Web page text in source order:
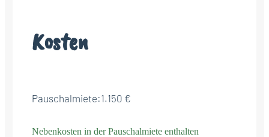
Kosten
Pauschalmiete:1.150 €
Nebenkosten in der Pauschalmiete enthalten